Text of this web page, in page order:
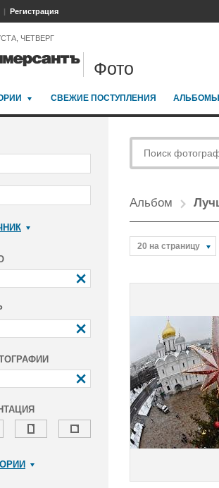
Регистрация
ЧЕТВЕРГ
Фото
СВЕЖИЕ ПОСТУПЛЕНИЯ АЛЬБОМЫ
Альбом
20 на страницу